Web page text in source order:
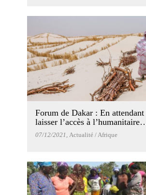
Forum de Dakar : En
laisser l’accès à
07/12/2021 , Actualité / Afrique